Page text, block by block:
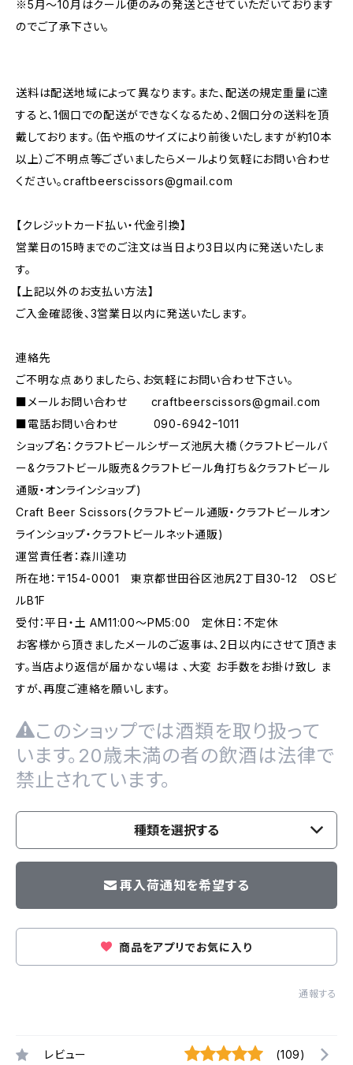
※5月～10月はクール便のみの発送とさせていただいております
のでご了承下さい。
送料は配送地域によって異なります。また、配送の規定重量に達
すると、1個口での配送ができなくなるため、2個口分の送料を頂
戴しております。（缶や瓶のサイズにより前後いたしますが約10本
以上）ご不明点等ございましたらメールより気軽にお問い合わせ
ください。craftbeerscissors@gmail.com
【クレジットカード払い・代金引換】
営業日の15時までのご注文は当日より3日以内に発送いたしま
す。
【上記以外のお支払い方法】
ご入金確認後、3営業日以内に発送いたします。
連絡先
ご不明な点ありましたら、お気軽にお問い合わせ下さい。
■メールお問い合わせ craftbeerscissors@gmail.com
■電話お問い合わせ 090-6942ｰ1011
ショップ名：クラフトビールシザーズ池尻大橋（クラフトビールバ
ー&クラフトビール販売&クラフトビール角打ち＆クラフトビール
通販・オンラインショップ)
Craft Beer Scissors(クラフトビール通販・クラフトビールオン
ラインショップ・クラフトビールネット通販)
運営責任者：森川達功
所在地：〒154-0001 東京都世田谷区池尻2丁目30-12 OSビ
ルB1F
受付：平日・土 AM11:00～PM5:00 定休日：不定休
お客様から頂きましたメールのご返事は、2日以内にさせて頂きま
す。当店より返信が届かない場は 、大変 お手数をお掛け致し ま
すが、再度ご連絡を願いします。
このショップでは酒類を取り扱って
います。20歳未満の者の飲酒は法律で
禁止されています。
種類を選択する
再入荷通知を希望する
商品をアプリでお気に入り
通報する
レビュー (109)